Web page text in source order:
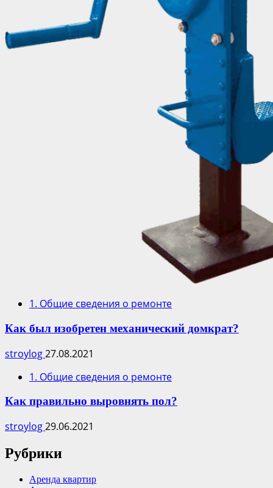
1. Общие сведения о ремонте
Как был изобретен механический домкрат?
stroylog27.08.2021
1. Общие сведения о ремонте
Как правильно выровнять пол?
stroylog29.06.2021
Рубрики
Аренда квартир